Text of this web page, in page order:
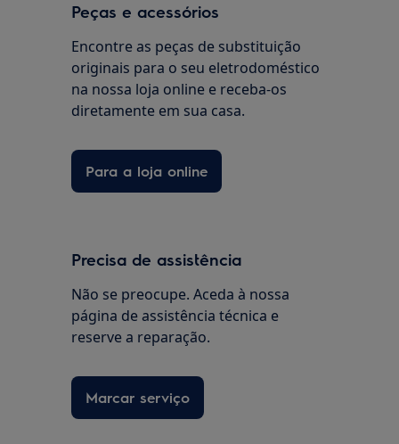
Peças e acessórios
Encontre as peças de substituição
originais para o seu eletrodoméstico
na nossa loja online e receba-os
diretamente em sua casa.
Para a loja online
Precisa de assistência
Não se preocupe. Aceda à nossa
página de assistência técnica e
reserve a reparação.
Marcar serviço